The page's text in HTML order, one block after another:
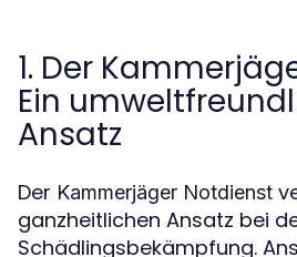
1. Der
Ein
Ansatz
Der Kammerjäger Notdienst
ganzheitlichen Ansatz bei
Schädlingsbekämpfung.